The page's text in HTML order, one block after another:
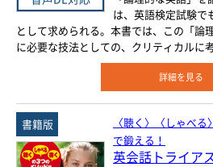
は、英語検定試験で
として求められる。本書では、この「論
に必要な技法としての、クリティカルに
詳細を見る
〈聴く〉〈しゃべ
で鍛える！
英会話トライア
書籍版